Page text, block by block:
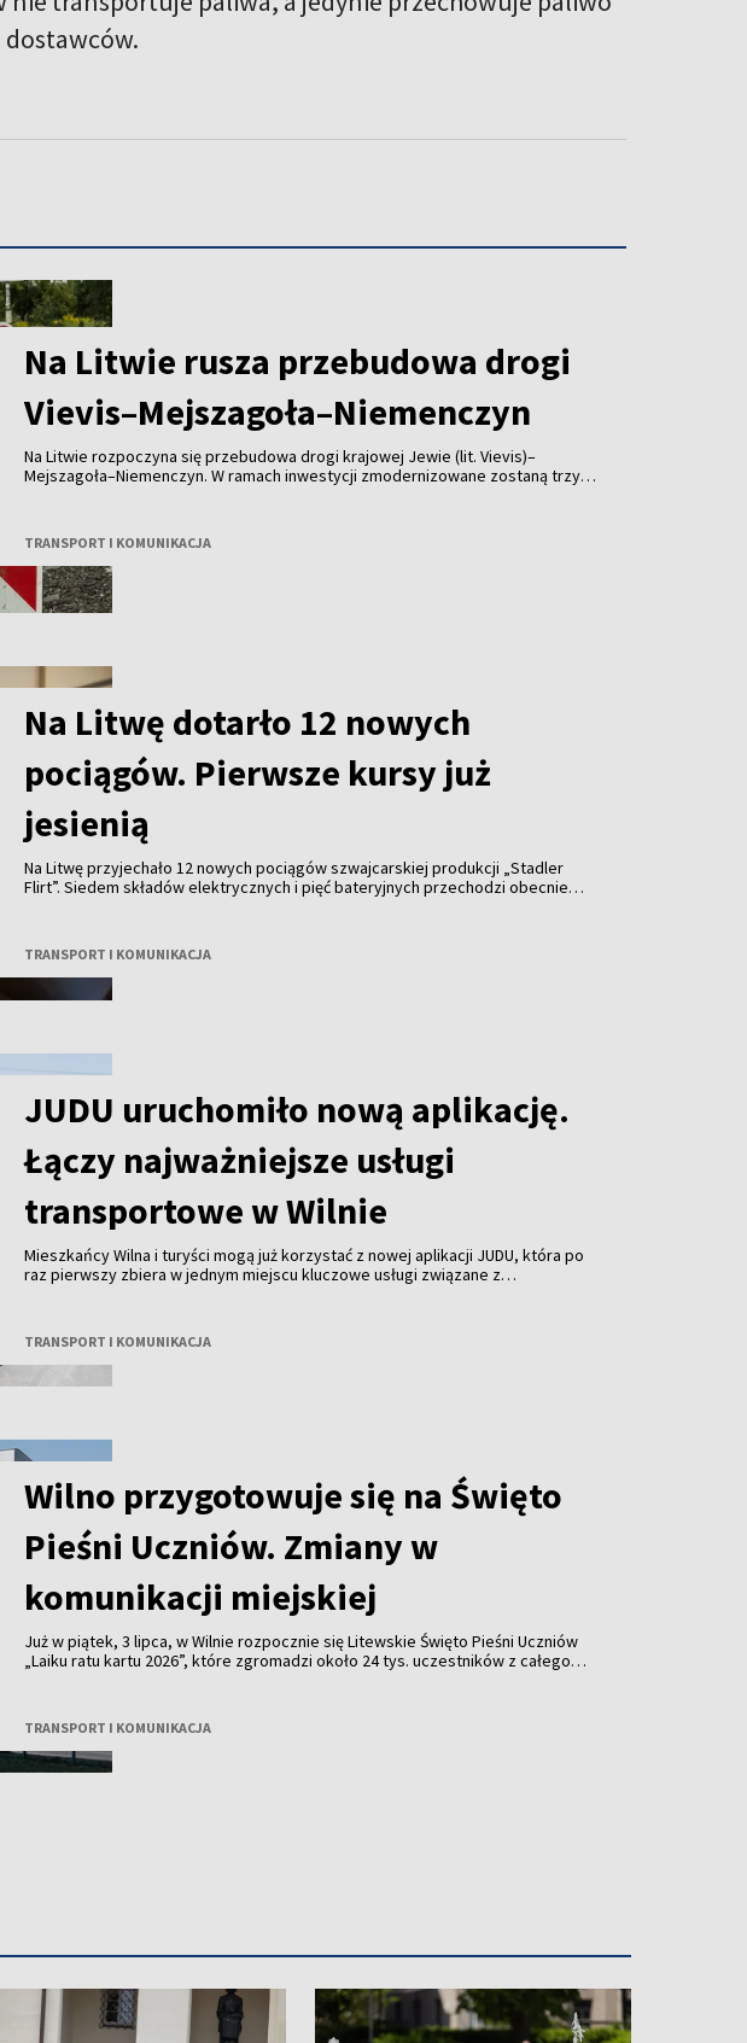
Na Litwie rusza przebudowa drogi
Vievis–Mejszagoła–Niemenczyn
Na Litwie rozpoczyna się przebudowa drogi krajowej Jewie (lit. Vievis)–
Mejszagoła–Niemenczyn. W ramach inwestycji zmodernizowane zostaną trzy
TRANSPORT I KOMUNIKACJA
Na Litwę dotarło 12 nowych
pociągów. Pierwsze kursy już
jesienią
Na Litwę przyjechało 12 nowych pociągów szwajcarskiej produkcji „Stadler
Flirt”. Siedem składów elektrycznych i pięć bateryjnych przechodzi obecnie
TRANSPORT I KOMUNIKACJA
JUDU uruchomiło nową aplikację.
Łączy najważniejsze usługi
transportowe w Wilnie
Mieszkańcy Wilna i turyści mogą już korzystać z nowej aplikacji JUDU, która po
raz pierwszy zbiera w jednym miejscu kluczowe usługi związane z
TRANSPORT I KOMUNIKACJA
Wilno przygotowuje się na Święto
Pieśni Uczniów. Zmiany w
komunikacji miejskiej
Już w piątek, 3 lipca, w Wilnie rozpocznie się Litewskie Święto Pieśni Uczniów
„Laiku ratu kartu 2026”, które zgromadzi około 24 tys. uczestników z całego
twórcami. W związku z organizacją święta mieszkańcy stolicy muszą liczyć się z
czasowymi utrudnieniami w ruchu drogowym oraz zmianami w funkcjonowaniu
komunikacji miejskiej.
TRANSPORT I KOMUNIKACJA